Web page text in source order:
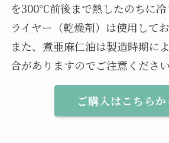
を300℃前後まで熱したのちに
ライヤー（乾燥剤）は使用して
また、煮亜麻仁油は製造時期に
合がありますのでご注意ください
ご購入はこちらか